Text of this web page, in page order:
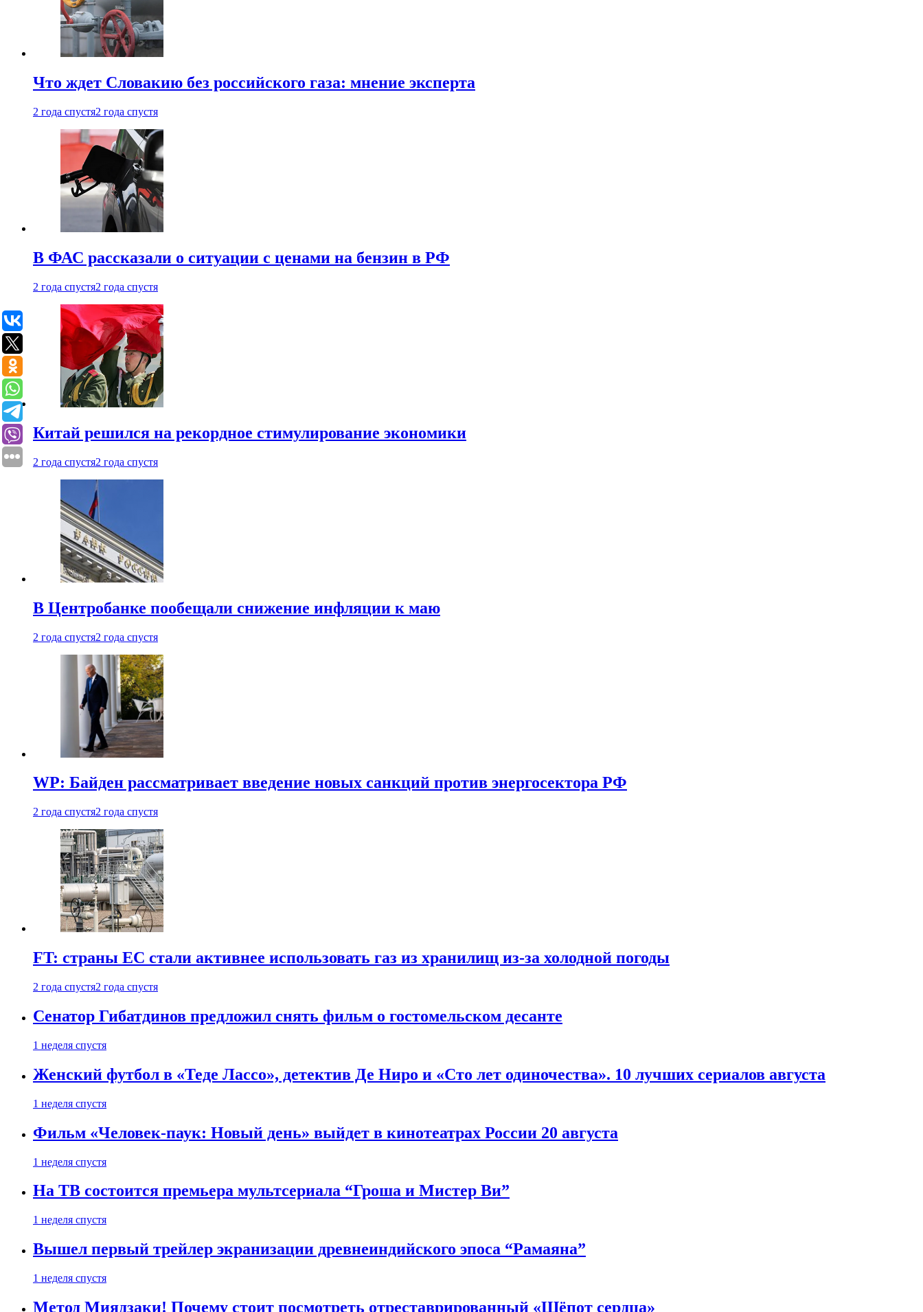
Что ждет Словакию без российского газа: мнение эксперта
2 года спустя2 года спустя
В ФАС рассказали о ситуации с ценами на бензин в РФ
2 года спустя2 года спустя
Китай решился на рекордное стимулирование экономики
2 года спустя2 года спустя
В Центробанке пообещали снижение инфляции к маю
2 года спустя2 года спустя
WP: Байден рассматривает введение новых санкций против энергосектора РФ
2 года спустя2 года спустя
FT: страны ЕС стали активнее использовать газ из хранилищ из-за холодной погоды
2 года спустя2 года спустя
Сенатор Гибатдинов предложил снять фильм о гостомельском десанте
1 неделя спустя
Женский футбол в «Теде Лассо», детектив Де Ниро и «Сто лет одиночества». 10 лучших сериалов августа
1 неделя спустя
Фильм «Человек-паук: Новый день» выйдет в кинотеатрах России 20 августа
1 неделя спустя
На ТВ состоится премьера мультсериала “Гроша и Мистер Ви”
1 неделя спустя
Вышел первый трейлер экранизации древнеиндийского эпоса “Рамаяна”
1 неделя спустя
Метод Миядзаки! Почему стоит посмотреть отреставрированный «Шёпот сердца»